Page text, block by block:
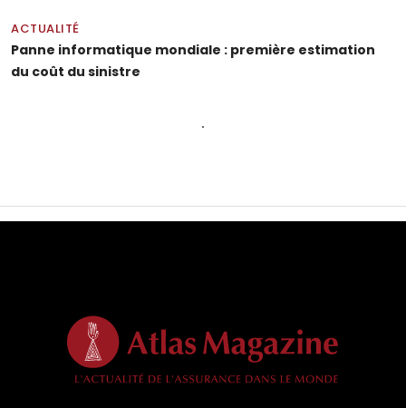
ACTUALITÉ
Panne informatique mondiale : première estimation
du coût du sinistre